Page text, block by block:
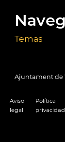
Temas
Ajuntament de
Aviso
legal
Política
privacidad